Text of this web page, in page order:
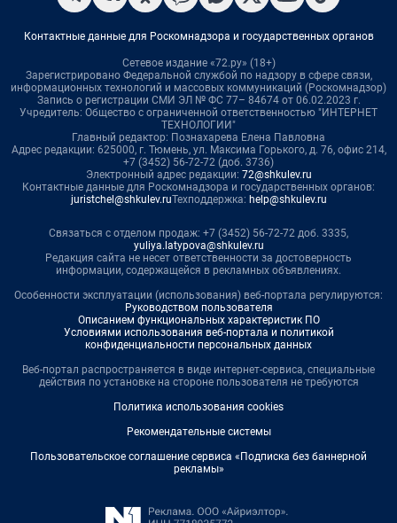
Контактные данные для Роскомнадзора и государственных органов
Сетевое издание «72.ру» (18+)
Зарегистрировано Федеральной службой по надзору в сфере связи,
информационных технологий и массовых коммуникаций (Роскомнадзор)
Запись о регистрации СМИ ЭЛ № ФС 77– 84674 от 06.02.2023 г.
Учредитель: Общество с ограниченной ответственностью "ИНТЕРНЕТ
ТЕХНОЛОГИИ"
Главный редактор: Познахарева Елена Павловна
Адрес редакции: 625000, г. Тюмень, ул. Максима Горького, д. 76, офис 214,
+7 (3452) 56-72-72 (доб. 3736)
Электронный адрес редакции: 72@shkulev.ru
Контактные данные для Роскомнадзора и государственных органов:
juristchel@shkulev.ruТехподдержка: help@shkulev.ru
Связаться с отделом продаж: +7 (3452) 56-72-72 доб. 3335,
yuliya.latypova@shkulev.ru
Редакция сайта не несет ответственности за достоверность
информации, содержащейся в рекламных объявлениях.
Особенности эксплуатации (использования) веб-портала регулируются:
Руководством пользователя
Описанием функциональных характеристик ПО
Условиями использования веб-портала и политикой
конфиденциальности персональных данных
Веб-портал распространяется в виде интернет-сервиса, специальные
действия по установке на стороне пользователя не требуются
Политика использования cookies
Рекомендательные системы
Пользовательское соглашение сервиса «Подписка без баннерной
рекламы»